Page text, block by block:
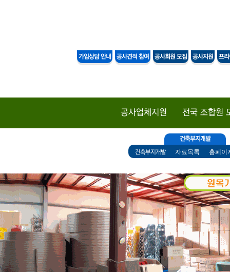
가입상담 안내 공사견적 참여 공사회원 모집 공사지원 프
공사업체지원 전국 조합원
건축부지개발
건축부지개발
자료목록 홈페이